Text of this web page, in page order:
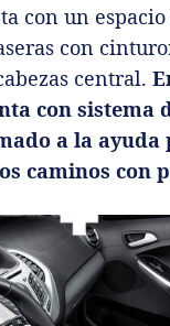
con un
con
central.
con sistema
a la ayuda
caminos con